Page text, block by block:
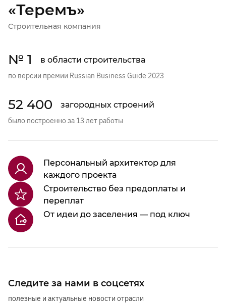
«Теремъ»
Строительная компания
№ 1 в области строительства
по версии премии Russian Business Guide 2023
52 400 загородных строений
было построенно за 13 лет работы
Следите за нами в соцсетях
полезные и актуальные новости отрасли
Персональный архитектор для
каждого проекта
Строительство без предоплаты и
переплат
От идеи до заселения — под ключ